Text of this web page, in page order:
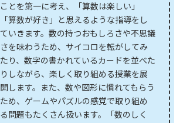
ことを第一に考え、「算数は楽しい」
「算数が好き」と思えるような指導をし
ていきます。数の持つおもしろさや不思議
さを味わうため、サイコロを転がしてみ
たり、数字の書かれているカードを並べた
りしながら、楽しく取り組める授業を展
開します。また、数や図形に慣れてもらう
ため、ゲームやパズルの感覚で取り組め
る問題もたくさん扱います。「数のしく